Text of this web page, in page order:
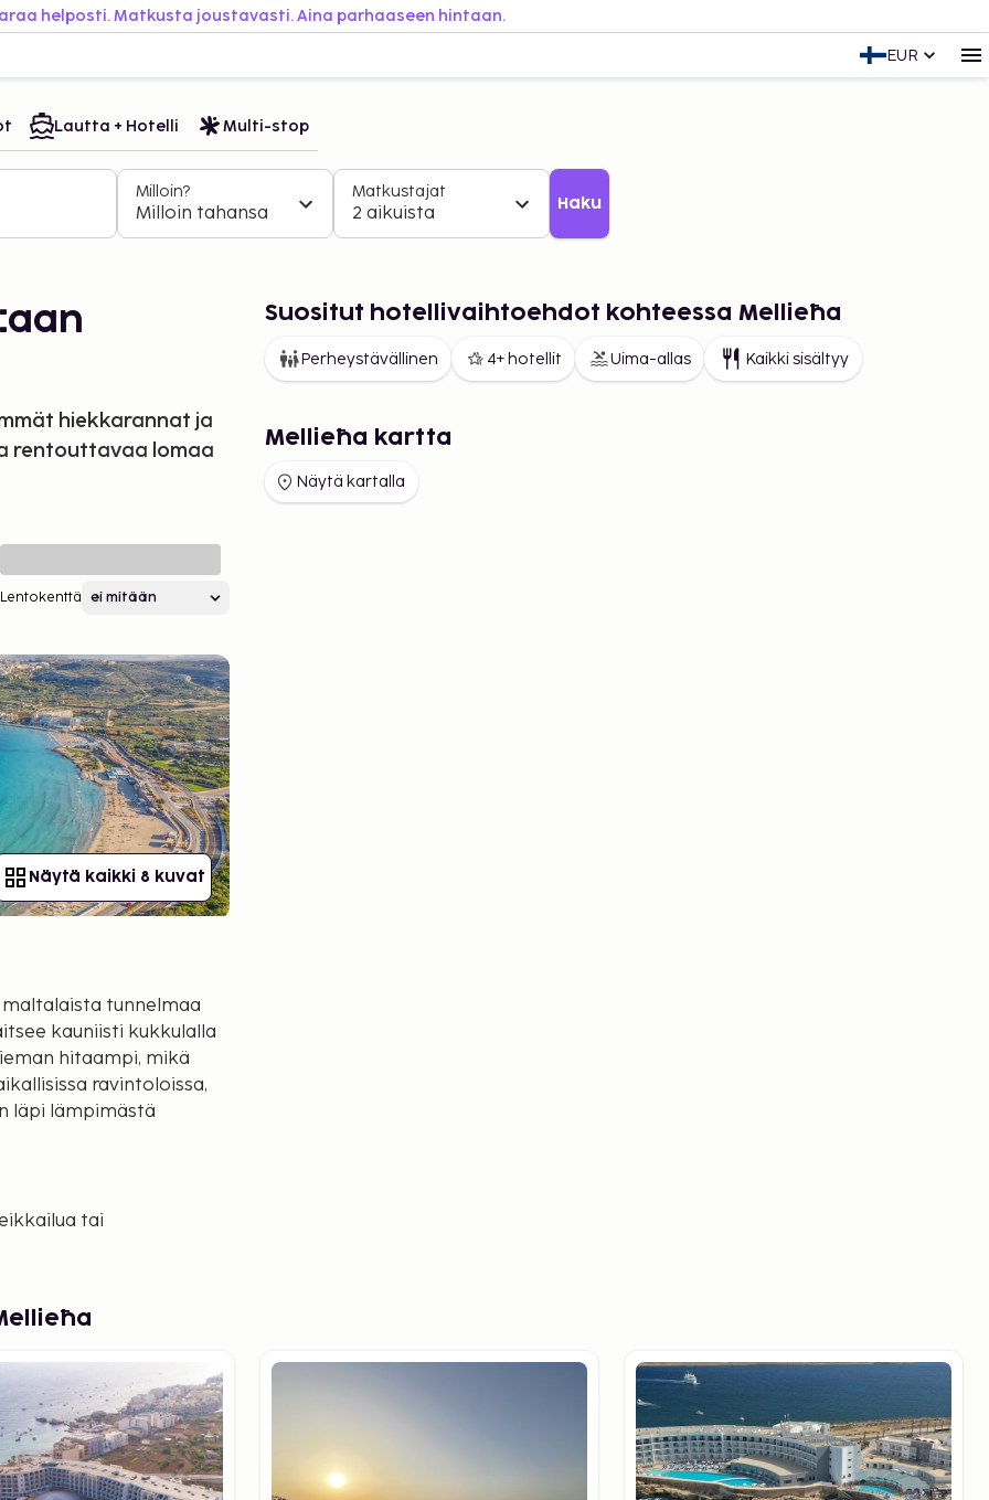
helposti. Matkusta joustavasti. Aina parhaaseen hintaan.
EUR
Lautta + Hotelli Multi-stop
Milloin?
Milloin tahansa
Matkustajat
2 aikuista Haku
hiekkarannat ja
rentouttavaa lomaa
Lentokenttä
Näytä kaikki 8 kuvat
tunnelmaa
kauniisti kukkulalla
hitaampi, mikä
ravintoloissa,
läpi lämpimästä
tai
joka on hauska
lomaa
läheltä rantaa
Suositut hotellivaihtoehdot kohteessa Mellieħa
Perheystävällinen 4+ hotellit Uima-allas Kaikki sisältyy
Mellieħa kartta
Näytä kartalla